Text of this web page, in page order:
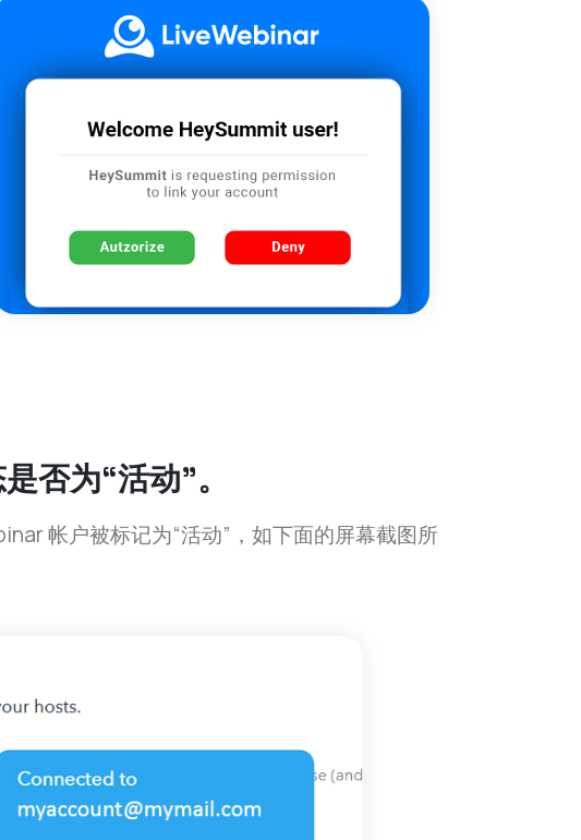
否为“活动”。
帐户被标记为“活动”，如下面的屏幕截图所